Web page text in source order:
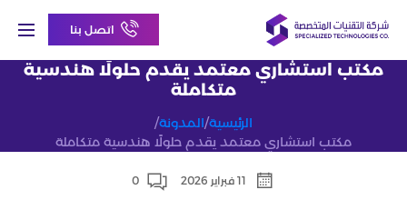
اتصل بنا
مكتب استشاري معتمد يقدم حلولًا هندسية
متكاملة
الرئيسية/المدونة/
مكتب استشاري معتمد يقدم حلولًا هندسية متكاملة
11 فبراير 2026 0